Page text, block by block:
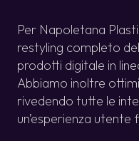
Per Napoletana
restyling completo
prodotti digitale in
Abbiamo inoltre
rivedendo tutte le
un’esperienza utente